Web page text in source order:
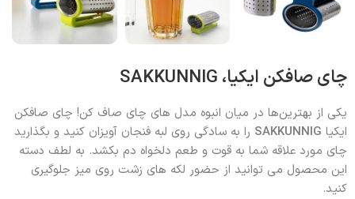
چای صافکن ایکیا، SAKKUNNIG
یکی از بهترین‌ها در میان انبوه مدل های چای صاف کن! چای صافکن
ایکیا SAKKUNNIG را به سادگی روی لبه فنجان آویزان کنید و بگذارید
چای مورد علاقه شما به قوت و طعم دلخواه دم بکشد. به لطف دسته
این محصول می توانید از حضور لکه های زشت روی میز جلوگیری
کنید.